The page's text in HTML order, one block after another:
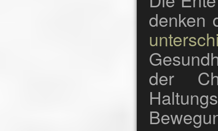
denken
der